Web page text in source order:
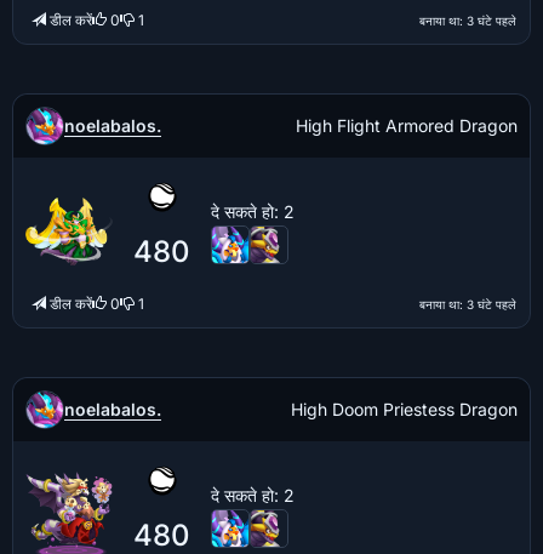
बनाया था: 3 घंटे पहले
डील करें 0 1
noelabalos. High Flight Armored Dragon
480
दे सकते हो: 2
बनाया था: 3 घंटे पहले
डील करें 0 1
noelabalos. High Doom Priestess Dragon
480
दे सकते हो: 2